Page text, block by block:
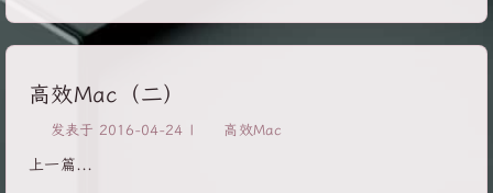
共同学习，下面我针对这个软件做个初步讲解，后续会出详细
会及时更正。 由于安装很简单，在此就不说了，直接进入工程
配置讲解。 导入项目导入项目有两种方法，一种是从菜单栏点
来，我们可以直接使用，下面我提供一下连接和效果图，方便
址:https://github.com/Yalantis/Context-Menu.Android效果
图： FlipViewPager.Draco Github地址：
https://github.com/Yalantis/FlipViewPager.Draco效果图：
高效Mac（二）
发表于 2016-04-24 | 高效Mac
上一篇...